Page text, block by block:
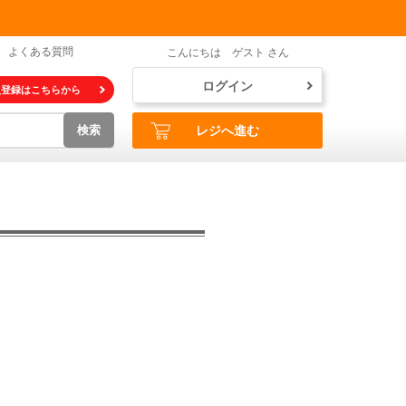
よくある質問
録はこちらから
検索
こんにちは ゲスト さん
ログイン
レジへ進む